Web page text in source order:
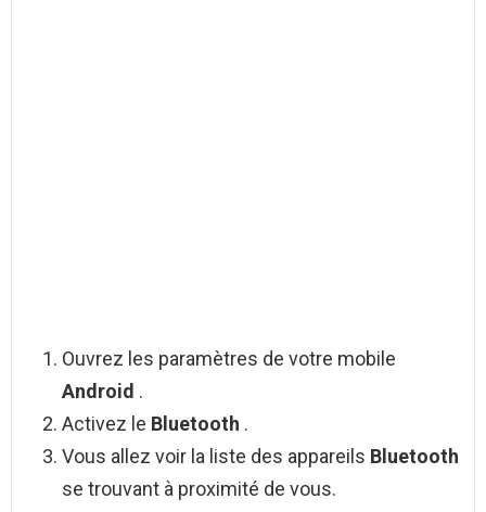
Ouvrez les paramètres de votre mobile
Android .
Activez le Bluetooth .
Vous allez voir la liste des appareils Bluetooth
se trouvant à proximité de vous.